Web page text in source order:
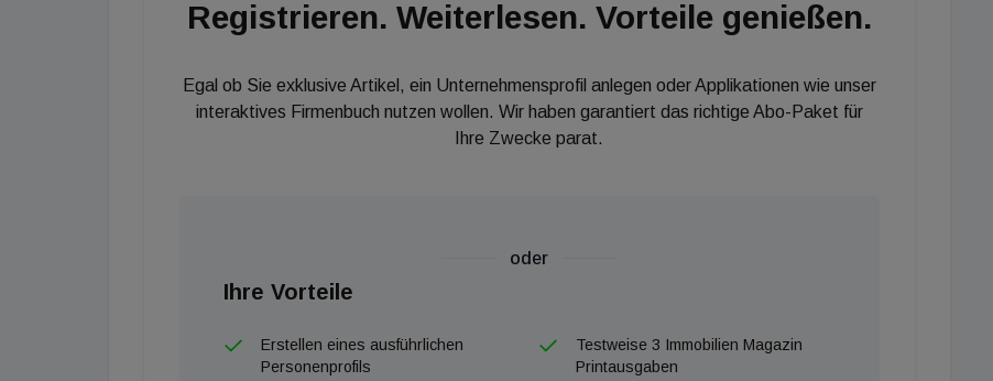
Registrieren. Weiterlesen. Vorteile genießen.
Egal ob Sie exklusive Artikel, ein Unternehmensprofil anlegen oder Applikationen wie unser
interaktives Firmenbuch nutzen wollen. Wir haben garantiert das richtige Abo-Paket für
Ihre Zwecke parat.
oder
Ihre Vorteile
Erstellen eines ausführlichen
Personenprofils
Testweise 3 Immobilien Magazin
Printausgaben